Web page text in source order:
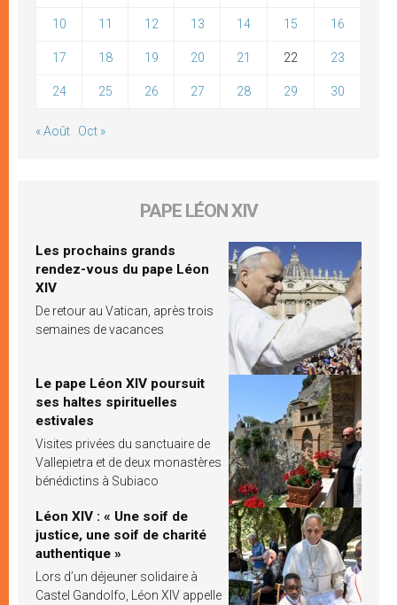
10 11 12 13 14 15 16
17 18 19 20 21 22 23
24 25 26 27 28 29 30
« Août Oct »
PAPE LÉON XIV
Les prochains grands
rendez-vous du pape Léon
XIV
De retour au Vatican, après trois
semaines de vacances
Le pape Léon XIV poursuit
ses haltes spirituelles
estivales
Visites privées du sanctuaire de
Vallepietra et de deux monastères
bénédictins à Subiaco
Léon XIV : « Une soif de
justice, une soif de charité
authentique »
Lors d’un déjeuner solidaire à
Castel Gandolfo, Léon XIV appelle